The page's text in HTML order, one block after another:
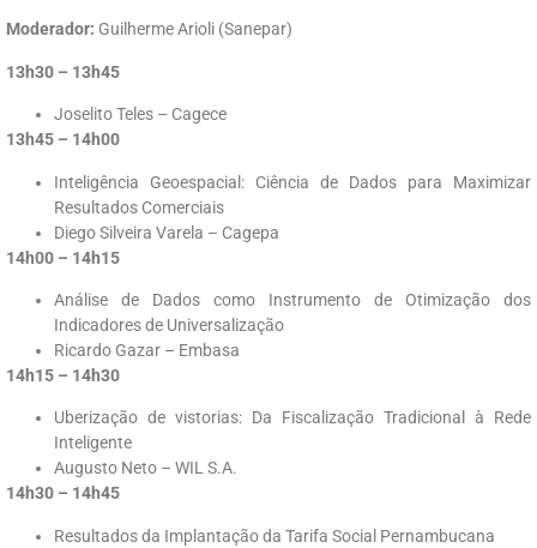
Moderador: Guilherme Arioli (Sanepar)
13h30 – 13h45
Joselito Teles – Cagece
13h45 – 14h00
Inteligência Geoespacial: Ciência de Dados para Maximizar
Resultados Comerciais
Diego Silveira Varela – Cagepa
14h00 – 14h15
Análise de Dados como Instrumento de Otimização dos
Indicadores de Universalização
Ricardo Gazar – Embasa
14h15 – 14h30
Uberização de vistorias: Da Fiscalização Tradicional à Rede
Inteligente
Augusto Neto – WIL S.A.
14h30 – 14h45
Resultados da Implantação da Tarifa Social Pernambucana